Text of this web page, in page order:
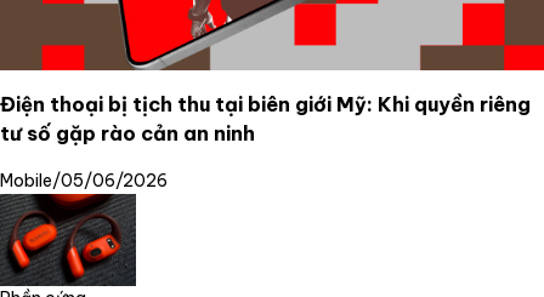
Điện thoại bị tịch thu tại biên giới Mỹ: Khi quyền riêng
tư số gặp rào cản an ninh
Mobile/05/06/2026